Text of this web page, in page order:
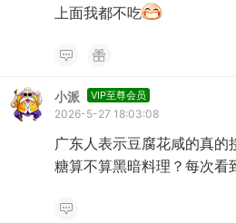
上面我都不吃
小派 VIP至尊会员
2026-5-27 18:03:08
广东人表示豆腐花咸的真的
糖算不算黑暗料理？每次看